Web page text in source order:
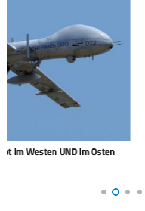
Neue Leopard 1 Version